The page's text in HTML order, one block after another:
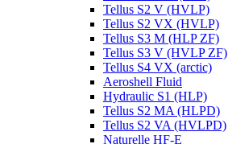
Tellus S2 V (HVLP)
Tellus S2 VX (HVLP)
Tellus S3 M (HLP ZF)
Tellus S3 V (HVLP ZF)
Tellus S4 VX (arctic)
Aeroshell Fluid
Hydraulic S1 (HLP)
Tellus S2 MA (HLPD)
Tellus S2 VA (HVLPD)
Naturelle HF-E